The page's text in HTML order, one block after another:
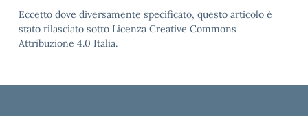
Eccetto dove diversamente specificato, questo articolo è
stato rilasciato sotto Licenza Creative Commons
Attribuzione 4.0 Italia.